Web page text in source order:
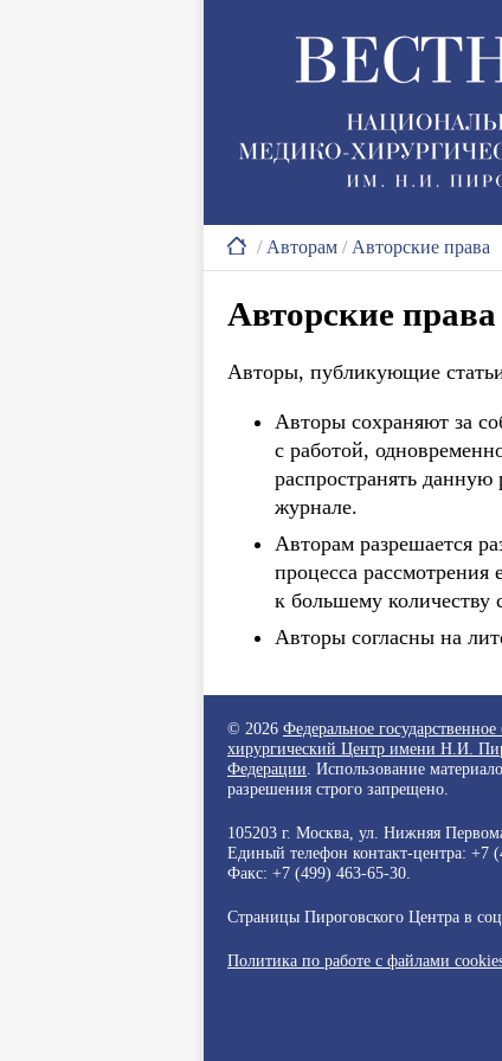
/ Авторам / Авторские права
Авторские права
Авторы, публикующие
Авторы сохраняют за
с работой,
распространять
журнале.
Авторам разрешается
процесса
к большему количеству
Авторы согласны на
© 2026 Федеральное
хирургический Центр имени Н.И.
Федерации . Использование
разрешения строго запрещено.
105203 г. Москва, ул. Нижняя
Единый телефон контакт-центра: +7
Факс: +7 (499) 463-65-30.
Страницы Пироговского Центра в
Политика по работе с файлами